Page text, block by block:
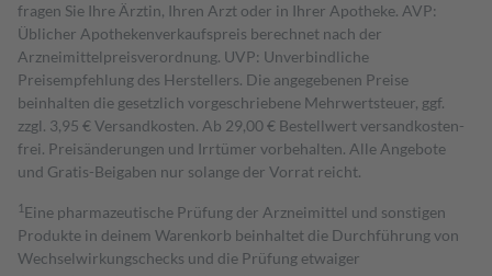
fragen Sie Ihre Ärztin, Ihren Arzt oder in Ihrer Apotheke. AVP:
Üblicher Apothekenverkaufspreis berechnet nach der
Arzneimittelpreisverordnung. UVP: Unverbindliche
Preisempfehlung des Herstellers. Die angegebenen Preise
beinhalten die gesetzlich vorgeschriebene Mehrwertsteuer, ggf.
zzgl. 3,95 € Versandkosten. Ab 29,00 € Bestell­wert versand­kosten­
frei. Preisänderungen und Irrtümer vorbehalten. Alle Angebote
und Gratis-Beigaben nur solange der Vorrat reicht.
1 Eine pharmazeutische Prüfung der Arzneimittel und sonstigen
Produkte in deinem Warenkorb beinhaltet die Durchführung von
Wechselwirkungschecks und die Prüfung etwaiger